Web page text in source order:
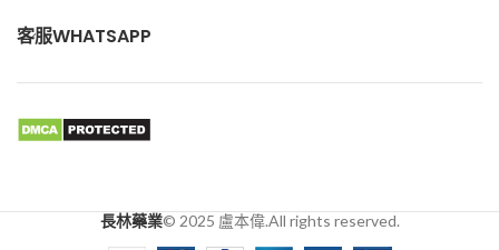
客服WHATSAPP
長林藥業© 2025 盧本偉.All rights reserved.